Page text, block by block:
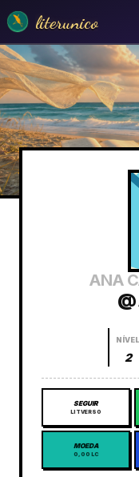
literunico
ANA
@
NÍVEL
2
SEGUIR
LITVERSO
MOEDA
0,00 LC